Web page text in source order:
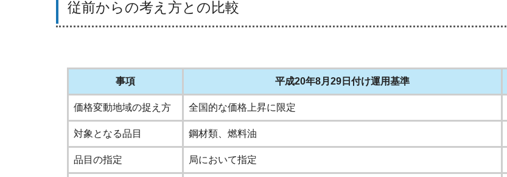
従前からの考え方との比較
事項 平成20年8月29日付け運用基準
価格変動地域の捉え方 全国的な価格上昇に限定
対象となる品目 鋼材類、燃料油
品目の指定 局において指定